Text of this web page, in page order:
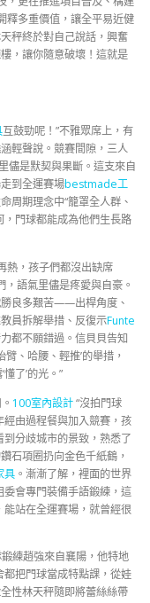
釋多重價值，讓全平易近健
秤終於對自己說話，興奮
，讓你隨意破壞！這就是
互鼓勁呢！”不雅眾席上，有
輕聲說。競賽間隙，三人
儘是默契與果斷。這支來自
到全運賽場bestmade工
周期理念中“籠罩全人群、
，門球都能成為他們生長路
熱，孩子們都沒出缺席
語氣里儘是疼愛與自豪。
良多艱苦——出桿角度、
員拆解舉措、反復示Funte
都不願錯過。信貝貝告知
、哈腰、輕推’的舉措，
了’的光。”
100室內設計“沒拍門球
由過程餐與加入競賽，孩
分歧城市的景致，熟悉了
石項圈扔向金色千紙鶴，
具 。漸漸了解，裡面的世界
會專門裝備手語鍛練，這
站在全運賽場，就曾經很
練趙強來自襄陽，他特地
把門球當成特點課，從娃
性林天秤隨即將蕾絲絲帶